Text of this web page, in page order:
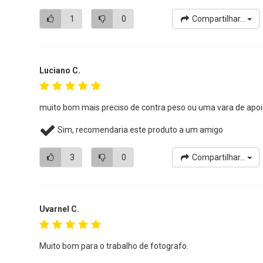
1 0 Compartilhar...
Luciano C.
muito bom mais preciso de contra peso ou uma vara de
Sim, recomendaria este produto a um amigo
3 0 Compartilhar...
Uvarnel C.
Muito bom para o trabalho de fotografo.